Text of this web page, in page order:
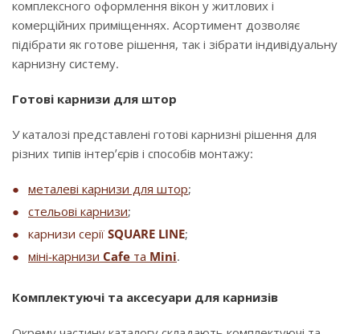
комплексного оформлення вікон у житлових і
комерційних приміщеннях. Асортимент дозволяє
підібрати як готове рішення, так і зібрати індивідуальну
карнизну систему.
Готові карнизи для штор
У каталозі представлені готові карнизні рішення для
різних типів інтер’єрів і способів монтажу:
металеві карнизи для штор;
стельові карнизи;
карнизи серії SQUARE LINE;
міні-карнизи Cafe та Mini.
Комплектуючі та аксесуари для карнизів